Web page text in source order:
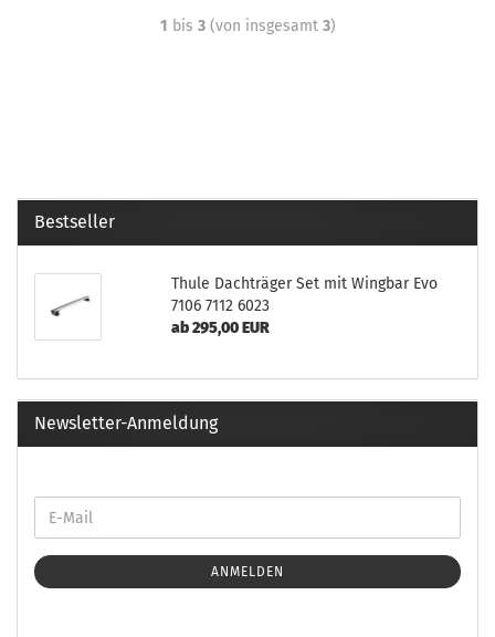
1 bis 3(von insgesamt 3)
Bestseller
Thule Dachträger Set mit Wingbar Evo
7106 7112 6023
ab 295,00 EUR
Newsletter-Anmeldung
ANMELDEN